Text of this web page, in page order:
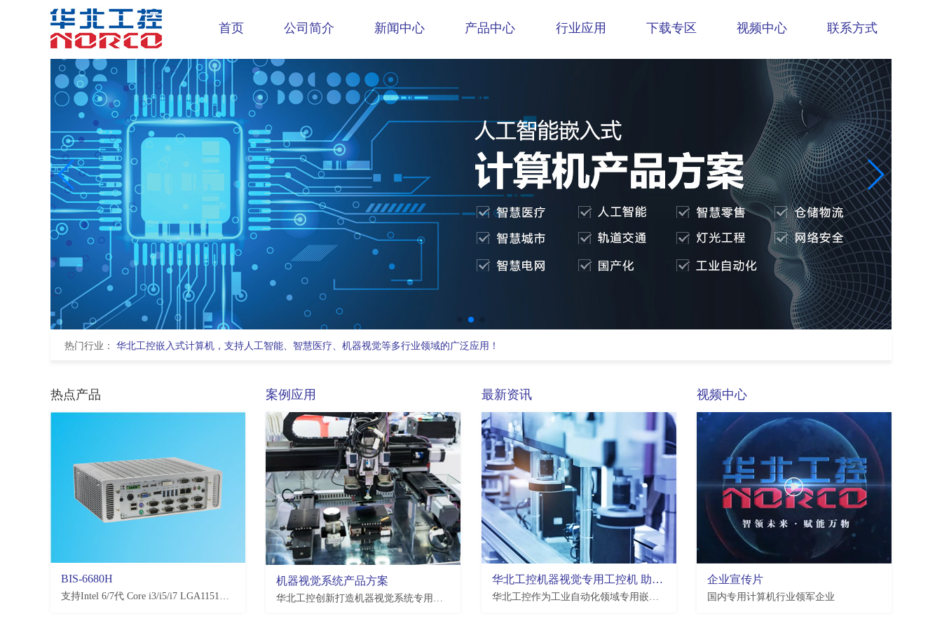
首页 公司简介 新闻中心 产品中心 行业应用 下载专区 视频中心 联系方式
热门行业： 华北工控嵌入式计算机，支持人工智能、智慧医疗、机器视觉等多行业领域的广泛应用！
热点产品
BIS-6680H
支持Intel 6/7代 Core i3/i5/i7 LGA1151处理器，H110/Q170/C236，4*USB3.0, 4*USB2.0，2-10*COM(可选)
EMB-3581
瑞芯微Rockchip RK3568 处理器,2*LAN,4*USB3.0,4*USB2.0,7*COM,3.5寸板
EMB-3512
支持恩智浦NXP i.MX8M Plus处理器,2*LAN,2*USB2.0,4*USB3.0,10*COM,3.5寸板
案例应用
机器视觉系统产品方案
华北工控创新打造机器视觉系统专用工业整机
最新资讯
华北工控机器视觉专用工控机 助推工业自动化发展提速
华北工控作为工业自动化领域专用嵌入式工控计算机产品提供商，紧跟智能制造发展大势，创新推出了一系列机器视觉专用工控机。
视频中心
企业宣传片
国内专用计算机行业领军企业